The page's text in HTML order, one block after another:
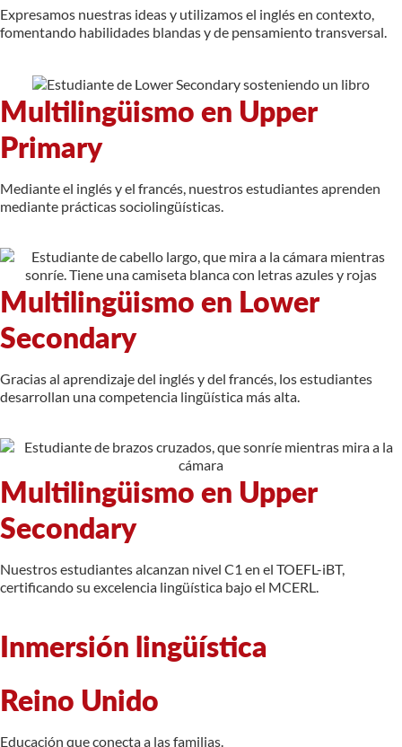
Expresamos nuestras ideas y utilizamos el inglés en contexto,
fomentando habilidades blandas y de pensamiento transversal.
Multilingüismo en Upper
Primary
Mediante el inglés y el francés, nuestros estudiantes aprenden
mediante prácticas sociolingüísticas.
Multilingüismo en Lower
Secondary
Gracias al aprendizaje del inglés y del francés, los estudiantes
desarrollan una competencia lingüística más alta.
Multilingüismo en Upper
Secondary
Nuestros estudiantes alcanzan nivel C1 en el TOEFL-iBT,
certificando su excelencia lingüística bajo el MCERL.
Inmersión lingüística
Reino Unido
Educación que conecta a las familias.